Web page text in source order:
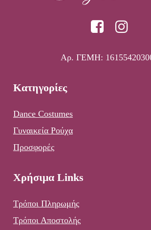
Αρ. ΓΕΜΗ:
Κατηγορίες
Dance Costumes
Γυναικεία Ρούχα
Προσφορές
Χρήσιμα Links
Τρόποι Πληρωμής
Τρόποι Αποστολής